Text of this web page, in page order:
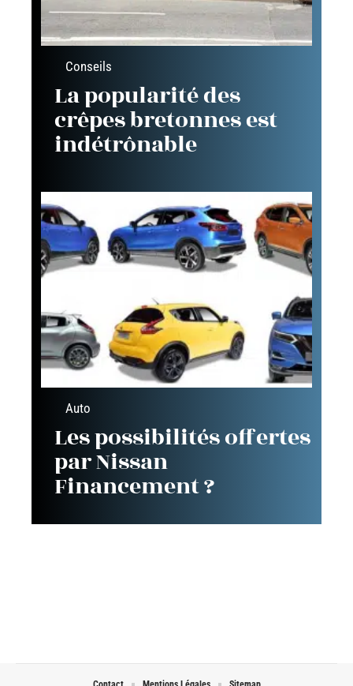
Conseils
La popularité des
crêpes bretonnes est
indétrônable
Auto
Les possibilités offertes
par Nissan
Financement ?